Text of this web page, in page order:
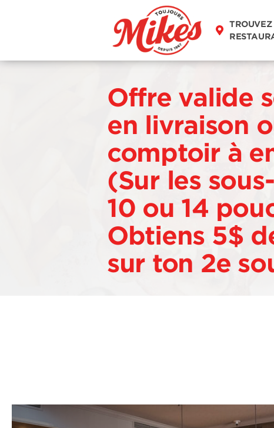
TROUVEZ
Offre valide
en livraison
comptoir à
(Sur les
10 ou 14
Obtiens 5$
sur ton 2e